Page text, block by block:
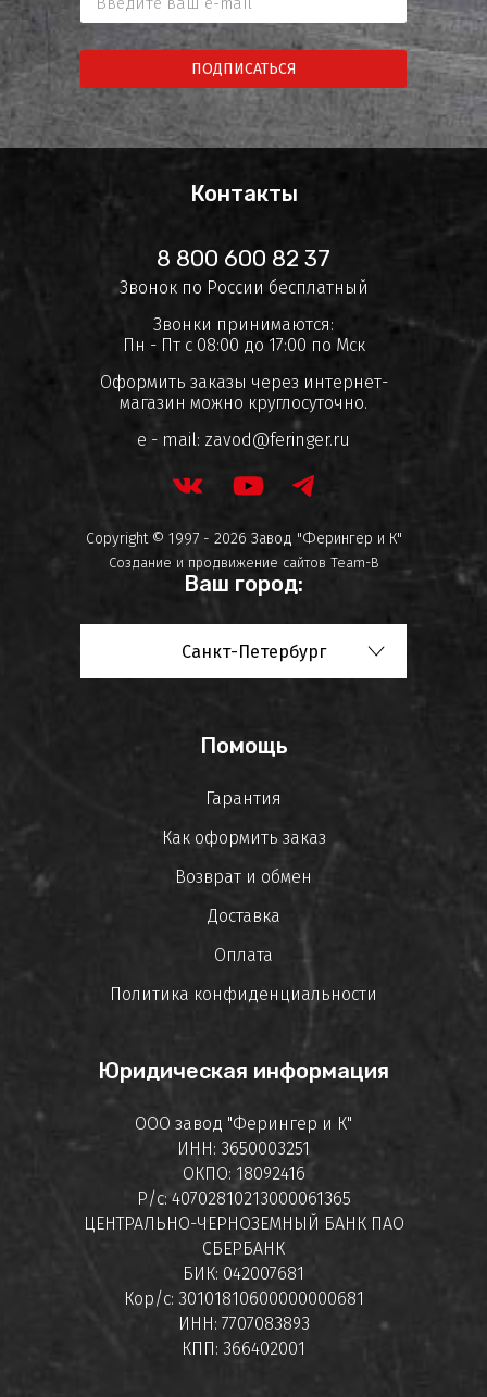
ПОДПИСАТЬСЯ
Контакты
8 800 600 82 37
Звонок по России бесплатный
Звонки принимаются:
Пн - Пт с 08:00 до 17:00 по Мск
Оформить заказы через интернет-
магазин можно круглосуточно.
e - mail: zavod@feringer.ru
Copyright © 1997 - 2026 Завод "Ферингер и К"
Создание и продвижение сайтов Team-B
Ваш город:
Санкт-Петербург
Помощь
Гарантия
Как оформить заказ
Возврат и обмен
Доставка
Оплата
Политика конфиденциальности
Юридическая информация
ООО завод "Ферингер и К"
ИНН: 3650003251
ОКПО: 18092416
Р/с: 40702810213000061365
ЦЕНТРАЛЬНО-ЧЕРНОЗЕМНЫЙ БАНК ПАО
СБЕРБАНК
БИК: 042007681
Кор/с: 30101810600000000681
ИНН: 7707083893
КПП: 366402001